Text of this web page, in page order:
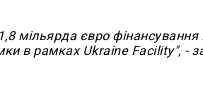
мільярда євро
в рамках Ukraine Facility", -